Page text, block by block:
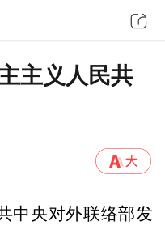
主义人民共
中央对外联络部发